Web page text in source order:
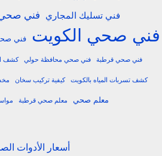
فني تسليك المجاري فني
فني صحي الكويت فني
فني صحي قرطبة فني صحي محافظة حولي كشف
كشف تسربات المياه بالكويت كيفية تركيب سخان
معلم صحي معلم صحي قرطبة
أسعار الأدوات